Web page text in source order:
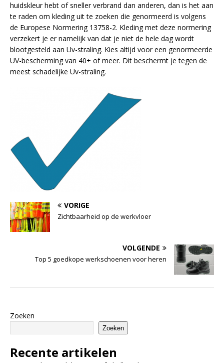
huidskleur hebt of sneller verbrand dan anderen, dan is het aan
te raden om kleding uit te zoeken die genormeerd is volgens
de Europese Normering 13758-2. Kleding met deze normering
verzekert je er namelijk van dat je niet de hele dag wordt
blootgesteld aan Uv-straling. Kies altijd voor een genormeerde
UV-bescherming van 40+ of meer. Dit beschermt je tegen de
meest schadelijke Uv-straling.
VORIGE
Zichtbaarheid op de werkvloer
VOLGENDE
Top 5 goedkope werkschoenen voor heren
Zoeken
Zoeken
Recente artikelen